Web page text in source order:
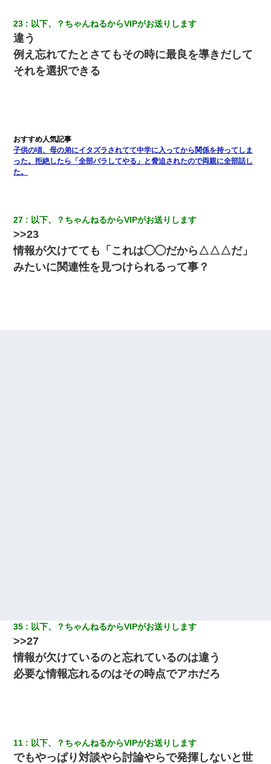
「…」A「夫を一発殴らせてほしい」裁判官「どうぞ」
妻が亡くなったんだけど正直ガチで嬉しい
彼氏の家に泊まる事になり、ゲームで盛り上がってさぁ寝よう！
と電気を消すとミシッって音が…彼「ちょっと待ってて」→勢い
よくドアを開けるとなんと…
23 以下、？ちゃんねるからVIPがお送りします
違う
例え忘れてたとさてもその時に最良を導きだして
それを選択できる
子供の頃、母の弟にイタズラされてて中学に入ってから関係を持ってしま
った。拒絶したら「全部バラしてやる」と脅迫されたので両親に全部話し
た。
27 以下、？ちゃんねるからVIPがお送りします
>>23
情報が欠けてても「これは◯◯だから△△△だ」
みたいに関連性を見つけられるって事？
35 以下、？ちゃんねるからVIPがお送りします
>>27
情報が欠けているのと忘れているのは違う
必要な情報忘れるのはその時点でアホだろ
11 以下、？ちゃんねるからVIPがお送りします
でもやっぱり対談やら討論やらで発揮しないと世